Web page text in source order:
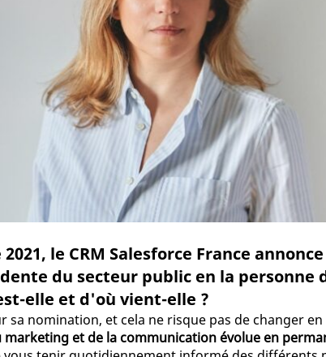
2021, le CRM Salesforce France
du secteur public en la personne
elle et d'où vient-elle ?
sa nomination, et cela ne risque pas de changer
marketing et de la communication évolue en